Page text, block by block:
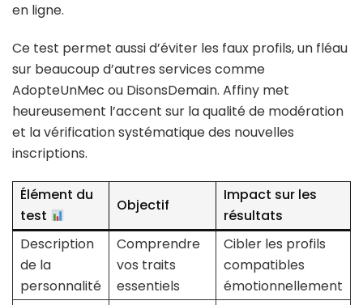
en ligne.
Ce test permet aussi d’éviter les faux profils, un fléau
sur beaucoup d’autres services comme
AdopteUnMec ou DisonsDemain. Affiny met
heureusement l’accent sur la qualité de modération
et la vérification systématique des nouvelles
inscriptions.
Élément du
test
Objectif
Impact sur les
résultats
Description
de la
personnalité
Comprendre
vos traits
essentiels
Cibler les profils
compatibles
émotionnellement